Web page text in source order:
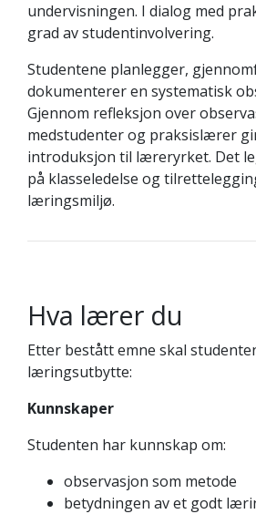
undervisningen. I dialog med
grad av studentinvolvering.
Studentene planlegger,
dokumenterer en systematisk
Gjennom refleksjon over
medstudenter og praksislærer
introduksjon til læreryrket. Det
på klasseledelse og
læringsmiljø.
Hva lærer du
Etter bestått emne skal
læringsutbytte:
Kunnskaper
Studenten har kunnskap om:
observasjon som metode
betydningen av et godt